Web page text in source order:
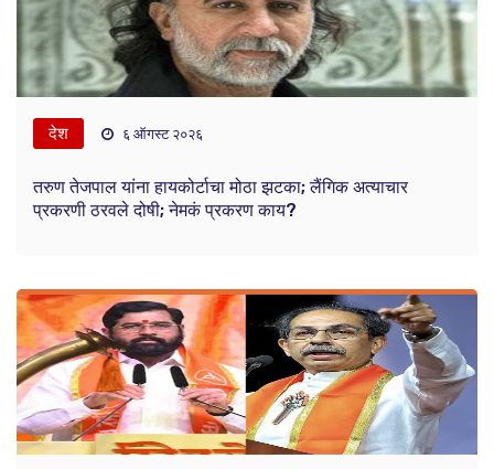
देश ६ ऑगस्ट २०२६
तरुण तेजपाल यांना हायकोर्टाचा मोठा झटका; लैंगिक अत्याचार
प्रकरणी ठरवले दोषी; नेमकं प्रकरण काय?